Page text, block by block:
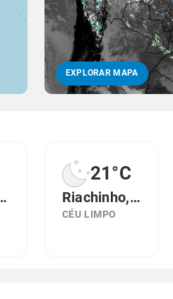
EXPLORAR MAPA
MG
21°C
Riachinho, MG
CÉU LIMPO